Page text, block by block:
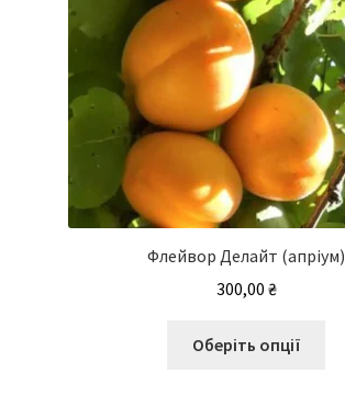
Флейвор Делайт (апріум)
300,00 ₴
Оберіть опції